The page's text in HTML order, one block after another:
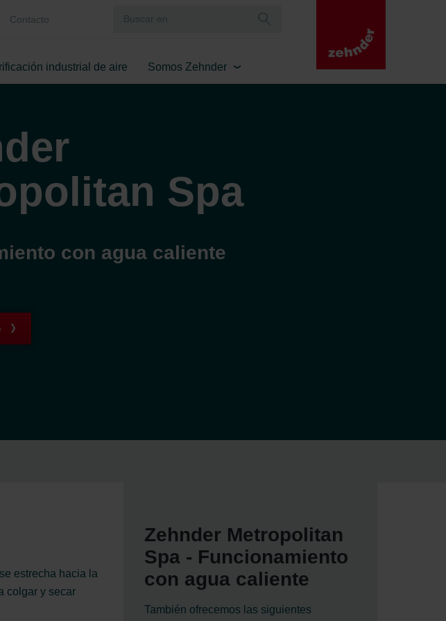
Contacto
industrial de aire Somos Zehnder
Spa
con agua caliente
estrecha hacia la
colgar y secar
Zehnder Metropolitan
Spa - Funcionamiento
con agua caliente
También ofrecemos las siguientes